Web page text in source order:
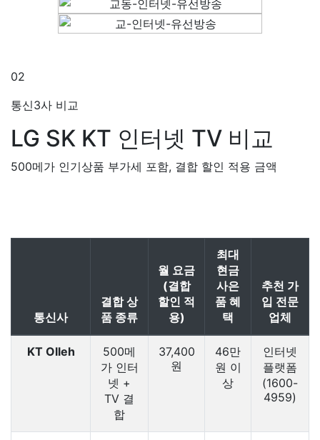
02
통신3사 비교
LG SK KT 인터넷 TV 비교
500메가 인기상품 부가세 포함, 결합 할인 적용 금액
통신사
결합 상
품 종류
월 요금
(결합
할인 적
용)
최대
현금
사은
품 혜
택
추천 가
입 전문
업체
KT Olleh
500메
가 인터
넷 +
TV 결
합
37,400
원
46만
원 이
상
인터넷
플랫폼
(1600-
4959)